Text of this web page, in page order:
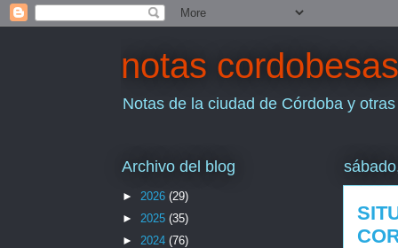
notas cordobesas
Notas de la ciudad de Córdoba y
Archivo del blog
► 2026 (29)
► 2025 (35)
► 2024 (76)